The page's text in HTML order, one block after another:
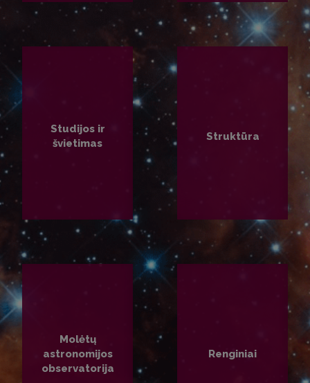
Studijos ir
švietimas
Struktūra
Molėtų
astronomijos
observatorija
Renginiai